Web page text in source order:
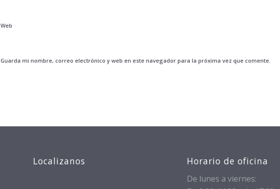
Web
Guarda mi nombre, correo electrónico y web en este navegador para la próxima vez que comente.
Localizanos Horario de oficina
De lunes a viernes: